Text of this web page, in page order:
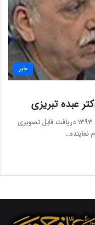
خبر
عبده تبریزی
پخش از: شبکه ۲ سیما تاریخ پخش: ۲ مرداد ۱۳۹۳ دریافت فایل تصویری